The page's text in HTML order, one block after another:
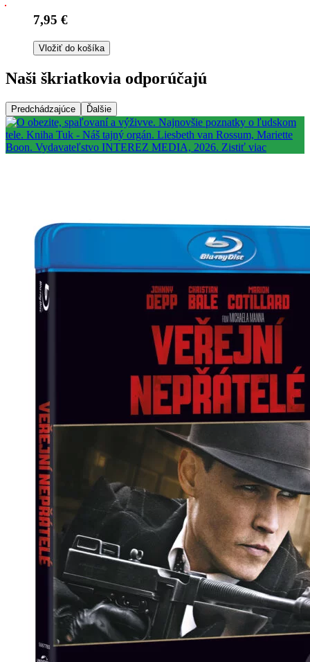
7,95 €
Vložiť do košíka
Naši škriatkovia odporúčajú
Predchádzajúce Ďalšie